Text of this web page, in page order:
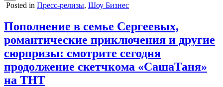
Posted in Пресс-релизы, Шоу Бизнес
Пополнение в семье Сергеевых,
романтические приключения и другие
сюрпризы: смотрите сегодня
продолжение скетчкома «СашаТаня»
на ТНТ